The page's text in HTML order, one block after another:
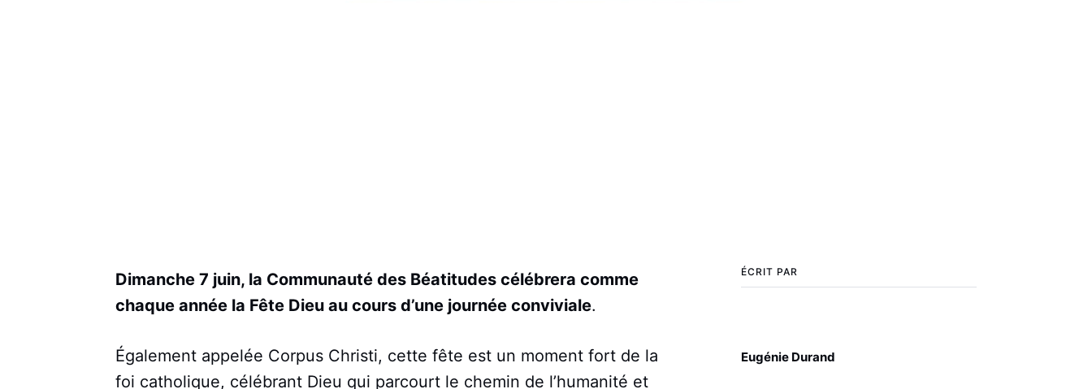
ÉCRIT PAR
Eugénie Durand
Dimanche 7 juin, la Communauté des Béatitudes célébrera comme
chaque année la Fête Dieu au cours d’une journée conviviale.
Également appelée Corpus Christi, cette fête est un moment fort de la
foi catholique, célébrant Dieu qui parcourt le chemin de l’humanité et